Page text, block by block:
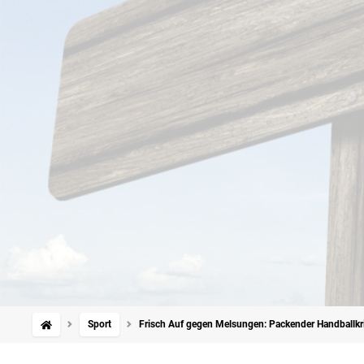
Sport Frisch Auf gegen Melsungen: Packender